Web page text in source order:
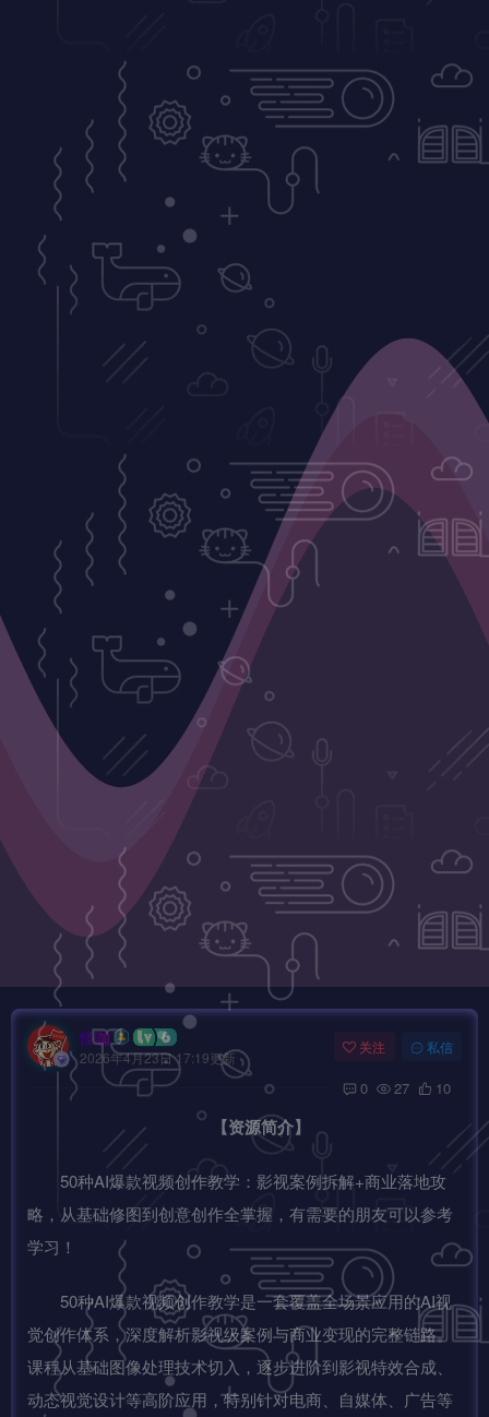
怪咖
2026年4月23日 17:19更新
关注 私信
0 27 10
【资源简介】
50种AI爆款视频创作教学：影视案例拆解+商业落地攻
略，从基础修图到创意创作全掌握，有需要的朋友可以参考
学习！
50种AI爆款视频创作教学是一套覆盖全场景应用的AI视
觉创作体系，深度解析影视级案例与商业变现的完整链路。
课程从基础图像处理技术切入，逐步进阶到影视特效合成、
动态视觉设计等高阶应用，特别针对电商、自媒体、广告等